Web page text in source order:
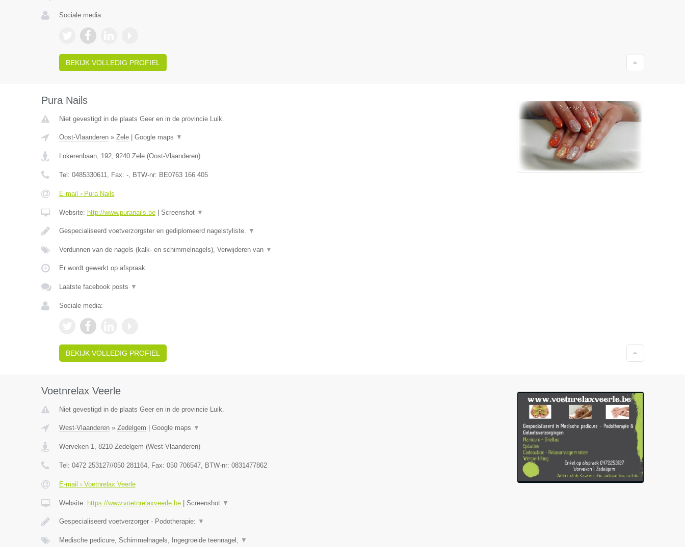
Sociale media:
BEKIJK VOLLEDIG PROFIEL
Pura Nails
Niet gevestigd in de plaats Geer en in de provincie Luik.
Oost-Vlaanderen» Zele| Google maps ▼
Lokerenbaan, 192, 9240 Zele(Oost-Vlaanderen)
Tel: 0485330611, Fax: -, BTW-nr: BE0763 166 405
E-mail › Pura Nails
Website: http://www.puranails.be| Screenshot ▼
Gespecialiseerd voetverzorgster en gediplomeerd nagelstyliste. ▼
Verdunnen van de nagels (kalk- en schimmelnagels), Verwijderen van ▼
Er wordt gewerkt op afspraak.
Laatste facebook posts ▼
Sociale media:
BEKIJK VOLLEDIG PROFIEL
Voetnrelax Veerle
Niet gevestigd in de plaats Geer en in de provincie Luik.
West-Vlaanderen» Zedelgem Google maps ▼
Werveken 1, 8210 Zedelgem (West-Vlaanderen)
Tel: 0472 253127//050 281164, Fax: 050 706547, BTW-nr: 0831477862
E-mail › Voetnrelax Veerle
Website: https://www.voetnrelaxveerle.be| Screenshot ▼
Gespecialiseerd voetverzorger - Podotherapie: ▼
Medische pedicure, Schimmelnagels, Ingegroeide teennagel, ▼